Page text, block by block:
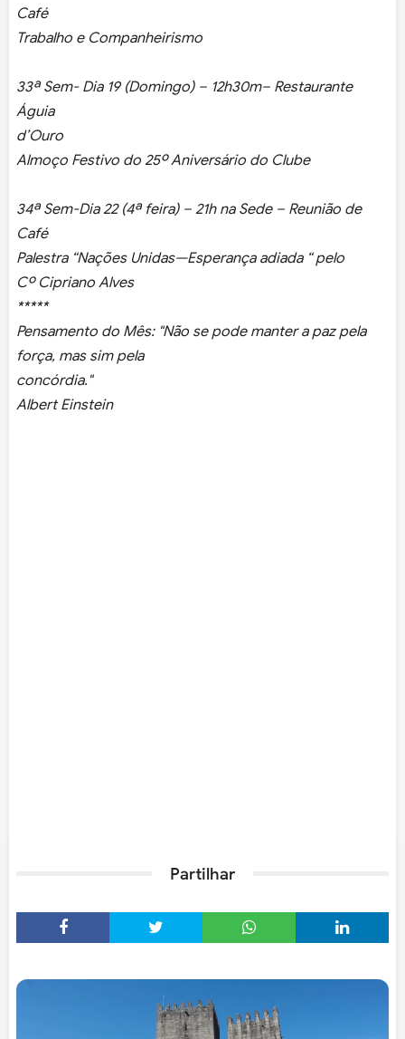
Café
Trabalho e Companheirismo
33ª Sem- Dia 19 (Domingo) – 12h30m– Restaurante
Águia
d’Ouro
Almoço Festivo do 25º Aniversário do Clube
34ª Sem-Dia 22 (4ª feira) – 21h na Sede – Reunião de
Café
Palestra “Nações Unidas—Esperança adiada “ pelo
Cº Cipriano Alves
*****
Pensamento do Mês: "Não se pode manter a paz pela
força, mas sim pela
concórdia."
Albert Einstein
Partilhar